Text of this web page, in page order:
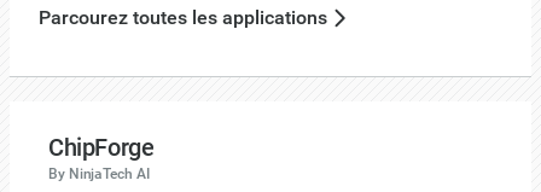
Parcourez toutes les applications
ChipForge
By NinjaTech AI